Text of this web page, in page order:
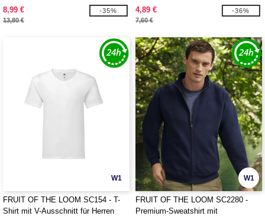
8,99 €
13,80 €
-35%
4,89 €
7,60 €
-36%
W1
FRUIT OF THE LOOM SC154 - T-
Shirt mit V-Ausschnitt für Herren
W1
FRUIT OF THE LOOM SC2280 -
Premium-Sweatshirt mit